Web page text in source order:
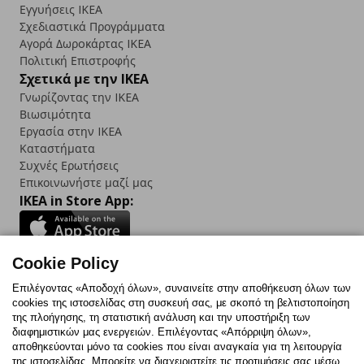
Εγγυήσεις IKEA
Σχεδιαστικά Προγράμματα
Αγορά Δωρoκάρτας IKEA
Πολιτική Επιστροφής
Σχετικά με την IKEA
Γνωρίζοντας την IKEA
Βιωσιμότητα
Εργασία στην IKEA
Καταστήματα
Συχνές Ερωτήσεις
Επικοινωνήστε μαζί μας
IKEA in Store App:
Follow us:
FacebookInstagram
TikTokYoutubePinterestTwitter
Cookie Policy
Επιλέγοντας «Αποδοχή όλων», συναινείτε στην αποθήκευση όλων των
cookies της ιστοσελίδας στη συσκευή σας, με σκοπό τη βελτιστοποίηση
της πλοήγησης, τη στατιστική ανάλυση και την υποστήριξη των
διαφημιστικών μας ενεργειών. Επιλέγοντας «Απόρριψη όλων»,
αποθηκεύονται μόνο τα cookies που είναι αναγκαία για τη λειτουργία
της ιστοσελίδας. Μπορείτε να διαχειριστείτε τις προτιμήσεις σας μέσω